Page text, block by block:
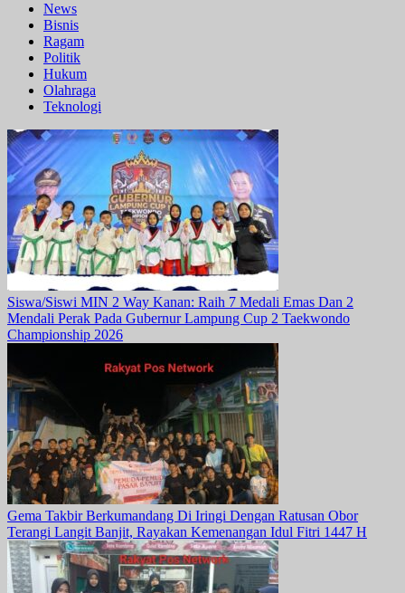
News
Bisnis
Ragam
Politik
Hukum
Olahraga
Teknologi
Siswa/Siswi MIN 2 Way Kanan: Raih 7 Medali Emas Dan 2
Mendali Perak Pada Gubernur Lampung Cup 2 Taekwondo
Championship 2026
Gema Takbir Berkumandang Di Iringi Dengan Ratusan Obor
Terangi Langit Banjit, Rayakan Kemenangan Idul Fitri 1447 H